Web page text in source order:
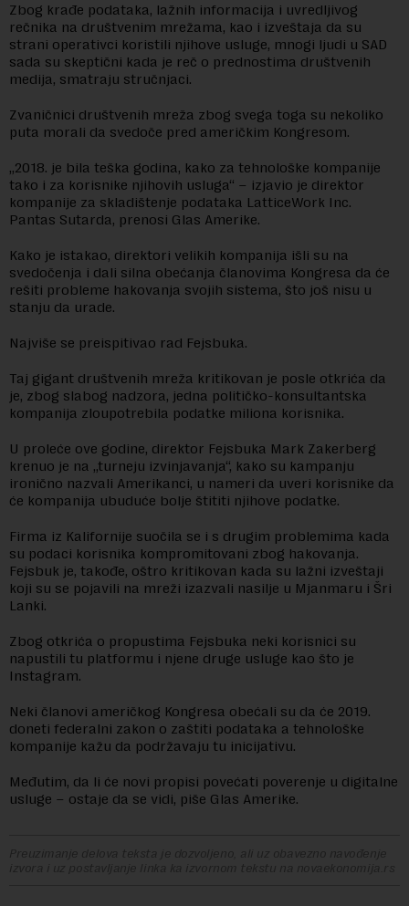
Zbog krađe podataka, lažnih informacija i uvredljivog
rečnika na društvenim mrežama, kao i izveštaja da su
strani operativci koristili njihove usluge, mnogi ljudi u SAD
sada su skeptični kada je reč o prednostima društvenih
medija, smatraju stručnjaci.
Zvaničnici društvenih mreža zbog svega toga su nekoliko
puta morali da svedoče pred američkim Kongresom.
„2018. je bila teška godina, kako za tehnološke kompanije
tako i za korisnike njihovih usluga“ – izjavio je direktor
kompanije za skladištenje podataka LatticeWork Inc.
Pantas Sutarda, prenosi Glas Amerike.
Kako je istakao, direktori velikih kompanija išli su na
svedočenja i dali silna obećanja članovima Kongresa da će
rešiti probleme hakovanja svojih sistema, što još nisu u
stanju da urade.
Najviše se preispitivao rad Fejsbuka.
Taj gigant društvenih mreža kritikovan je posle otkrića da
je, zbog slabog nadzora, jedna političko-konsultantska
kompanija zloupotrebila podatke miliona korisnika.
U proleće ove godine, direktor Fejsbuka Mark Zakerberg
krenuo je na „turneju izvinjavanja“, kako su kampanju
ironično nazvali Amerikanci, u nameri da uveri korisnike da
će kompanija ubuduće bolje štititi njihove podatke.
Firma iz Kalifornije suočila se i s drugim problemima kada
su podaci korisnika kompromitovani zbog hakovanja.
Fejsbuk je, takođe, oštro kritikovan kada su lažni izveštaji
koji su se pojavili na mreži izazvali nasilje u Mjanmaru i Šri
Lanki.
Zbog otkrića o propustima Fejsbuka neki korisnici su
napustili tu platformu i njene druge usluge kao što je
Instagram.
Neki članovi američkog Kongresa obećali su da će 2019.
doneti federalni zakon o zaštiti podataka a tehnološke
kompanije kažu da podržavaju tu inicijativu.
Međutim, da li će novi propisi povećati poverenje u digitalne
usluge – ostaje da se vidi, piše Glas Amerike.
Preuzimanje delova teksta je dozvoljeno, ali uz obavezno navođenje
izvora i uz postavljanje linka ka izvornom tekstu na novaekonomija.rs